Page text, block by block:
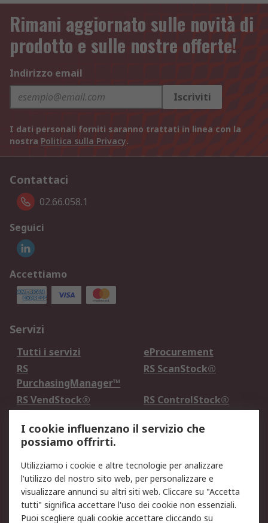
Rimani aggiornato sulle novità di
prodotto e sulle nostre offerte!
Indirizzo email
Iscriviti
I dati personali forniti saranno trattati in linea con la
nostra Politica sulla Privacy.
Contattaci
02.66.058.1
Seguici
Accettiamo
Servizi
Tutti i servizi
eProcurement
RS
PurchasingManager™
RS ScanStock®
RS VendStock®
RS ControlStock®
Legale
Informativa Cookie
Informativa Privacy -
Aggiornata
Email Security
Termini d'uso
Condizioni di vendita
Condizioni generali di
I cookie influenzano il servizio che
possiamo offrirti.
Utilizziamo i cookie e altre tecnologie per analizzare
l'utilizzo del nostro sito web, per personalizzare e
visualizzare annunci su altri siti web. Cliccare su "Accetta
tutti" significa accettare l'uso dei cookie non essenziali.
Puoi scegliere quali cookie accettare cliccando su